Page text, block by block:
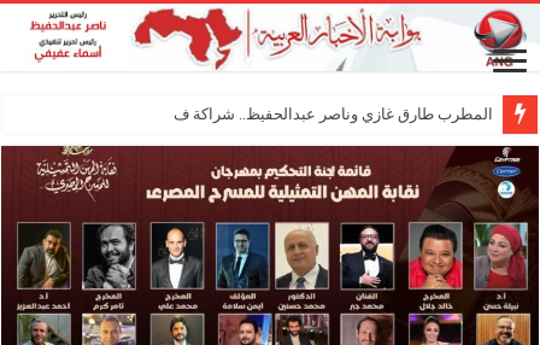
المطرب طارق غازي وناصر عبدالحفيظ.. شراكة فنية ترسم ملا